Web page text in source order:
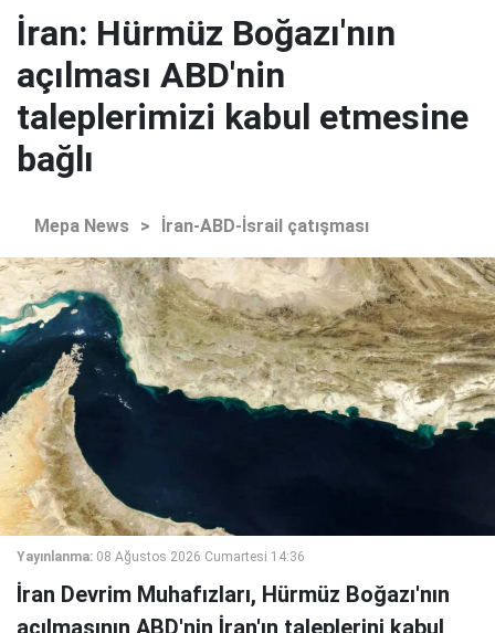
İran: Hürmüz Boğazı'nın
açılması ABD'nin
taleplerimizi kabul etmesine
bağlı
Mepa News > İran-ABD-İsrail çatışması
Yayınlanma: 08 Ağustos 2026 Cumartesi 14:36
İran Devrim Muhafızları, Hürmüz Boğazı'nın
açılmasının ABD'nin İran'ın taleplerini kabul